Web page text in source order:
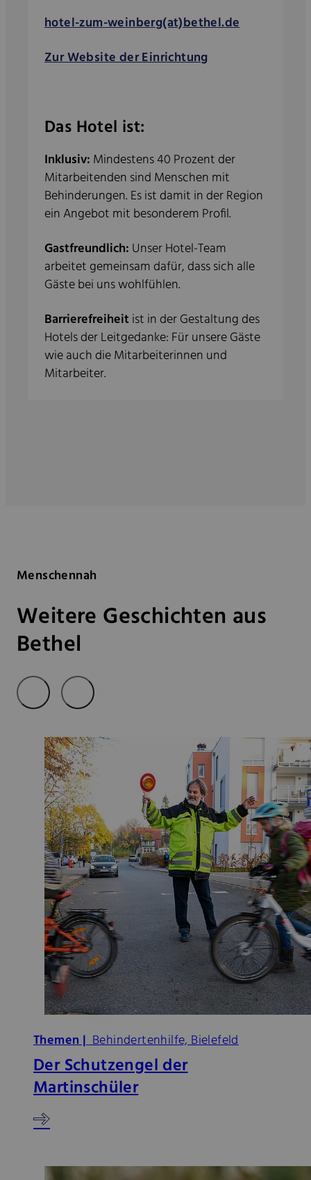
hotel-zum-weinberg(at)bethel.de
Zur Website der Einrichtung
Das Hotel ist:
Inklusiv: Mindestens 40 Prozent der
Mitarbeitenden sind Menschen mit
Behinderungen. Es ist damit in der Region
ein Angebot mit besonderem Profil.
Gastfreundlich: Unser Hotel-Team
arbeitet gemeinsam dafür, dass sich alle
Gäste bei uns wohlfühlen.
Barrierefreiheitist in der Gestaltung des
Hotels der Leitgedanke: Für unsere Gäste
wie auch die Mitarbeiterinnen und
Mitarbeiter.
Menschennah
Weitere Geschichten aus
Bethel
Themen |Behindertenhilfe, Bielefeld
Der Schutzengel der
Martinschüler